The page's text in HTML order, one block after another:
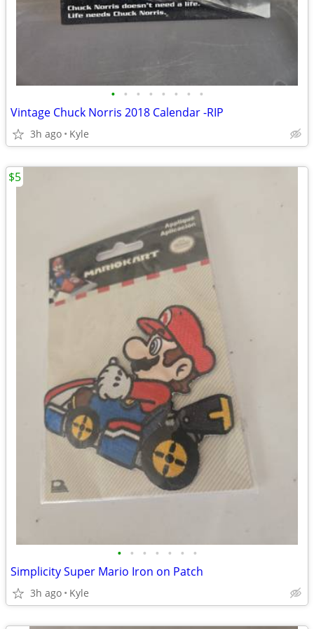
• • • • • • • •
Vintage Chuck Norris 2018 Calendar -RIP
3h ago Kyle
• • • • • • •
Simplicity Super Mario Iron on Patch
3h ago Kyle
$5